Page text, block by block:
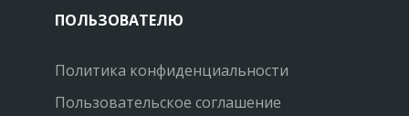
ПОЛЬЗОВАТЕЛЮ
Политика конфиденциальности
Пользовательское соглашение